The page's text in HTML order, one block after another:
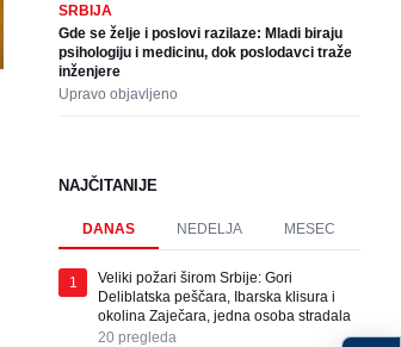
SRBIJA
Gde se želje i poslovi razilaze: Mladi biraju
psihologiju i medicinu, dok poslodavci traže
inženjere
Upravo objavljeno
NAJČITANIJE
DANAS NEDELJA MESEC
1
Veliki požari širom Srbije: Gori
Deliblatska peščara, Ibarska klisura i
okolina Zaječara, jedna osoba stradala
20 pregleda